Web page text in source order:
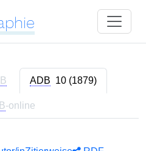
ADB 10 (1879)
-online